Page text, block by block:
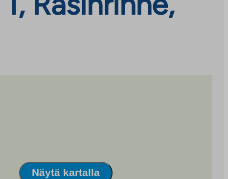
Näytä kartalla